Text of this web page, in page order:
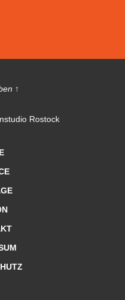
↑
Rostock